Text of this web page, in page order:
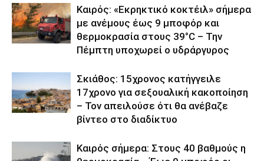
Καιρός: «Εκρηκτικό κοκτέιλ» σήμερα
με ανέμους έως 9 μποφόρ και
θερμοκρασία στους 39°C – Την
Πέμπτη υποχωρεί ο υδράργυρος
Σκιάθος: 15χρονος κατήγγειλε
17χρονο για σεξουαλική κακοποίηση
– Τον απειλούσε ότι θα ανέβαζε
βίντεο στο διαδίκτυο
Καιρός σήμερα: Στους 40 βαθμούς η